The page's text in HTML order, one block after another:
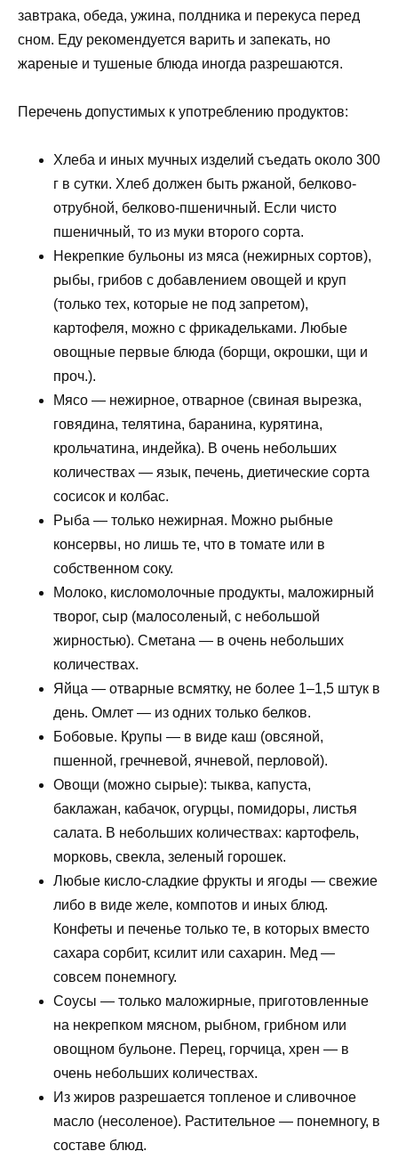
завтрака, обеда, ужина, полдника и перекуса перед
сном. Еду рекомендуется варить и запекать, но
жареные и тушеные блюда иногда разрешаются.
Перечень допустимых к употреблению продуктов:
Хлеба и иных мучных изделий съедать около 300
г в сутки. Хлеб должен быть ржаной, белково-
отрубной, белково-пшеничный. Если чисто
пшеничный, то из муки второго сорта.
Некрепкие бульоны из мяса (нежирных сортов),
рыбы, грибов с добавлением овощей и круп
(только тех, которые не под запретом),
картофеля, можно с фрикадельками. Любые
овощные первые блюда (борщи, окрошки, щи и
проч.).
Мясо — нежирное, отварное (свиная вырезка,
говядина, телятина, баранина, курятина,
крольчатина, индейка). В очень небольших
количествах — язык, печень, диетические сорта
сосисок и колбас.
Рыба — только нежирная. Можно рыбные
консервы, но лишь те, что в томате или в
собственном соку.
Молоко, кисломолочные продукты, маложирный
творог, сыр (малосоленый, с небольшой
жирностью). Сметана — в очень небольших
количествах.
Яйца — отварные всмятку, не более 1–1,5 штук в
день. Омлет — из одних только белков.
Бобовые. Крупы — в виде каш (овсяной,
пшенной, гречневой, ячневой, перловой).
Овощи (можно сырые): тыква, капуста,
баклажан, кабачок, огурцы, помидоры, листья
салата. В небольших количествах: картофель,
морковь, свекла, зеленый горошек.
Любые кисло-сладкие фрукты и ягоды — свежие
либо в виде желе, компотов и иных блюд.
Конфеты и печенье только те, в которых вместо
сахара сорбит, ксилит или сахарин. Мед —
совсем понемногу.
Соусы — только маложирные, приготовленные
на некрепком мясном, рыбном, грибном или
овощном бульоне. Перец, горчица, хрен — в
очень небольших количествах.
Из жиров разрешается топленое и сливочное
масло (несоленое). Растительное — понемногу, в
составе блюд.